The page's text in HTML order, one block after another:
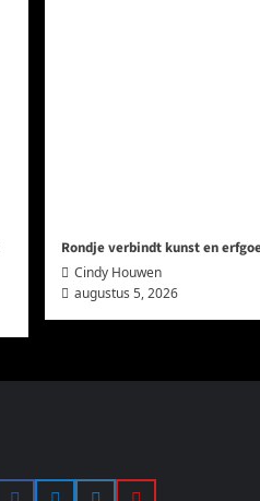
Rondje verbindt kunst en
Cindy Houwen
augustus 5, 2026